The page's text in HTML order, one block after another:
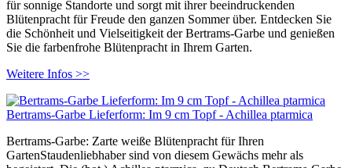
für sonnige Standorte und sorgt mit ihrer beeindruckenden
Blütenpracht für Freude den ganzen Sommer über. Entdecken Sie
die Schönheit und Vielseitigkeit der Bertrams-Garbe und genießen
Sie die farbenfrohe Blütenpracht in Ihrem Garten.
Weitere Infos >>
Bertrams-Garbe Lieferform: Im 9 cm Topf - Achillea ptarmica
Bertrams-Garbe: Zarte weiße Blütenpracht für Ihren
GartenStaudenliebhaber sind von diesem Gewächs mehr als